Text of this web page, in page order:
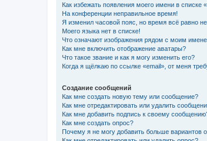
Как избежать появления моего имени в списке
На конференции неправильное время!
Я изменил часовой пояс, но время всё равно
Моего языка нет в списке!
Что означают изображения рядом с моим
Как мне включить отображение аватары?
Что такое звание и как я могу изменить его?
Когда я щёлкаю по ссылке «email», от меня
Создание сообщений
Как мне создать новую тему или сообщение?
Как мне отредактировать или удалить
Как мне добавить подпись к своему
Как мне создать опрос?
Почему я не могу добавить больше вариантов